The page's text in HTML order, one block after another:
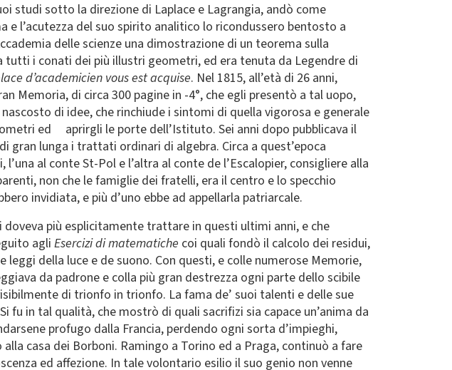
studi sotto la direzione di Laplace e Lagrangia, andò come
e l’acutezza del suo spirito analitico lo ricondussero bentosto a
delle scienze una dimostrazione di un teorema sulla
i conati dei più illustri geometri, ed era tenuta da Legendre di
d’academicien vous est acquise. Nel 1815, all’età di 26 anni,
Memoria, di circa 300 pagine in -4°, che egli presentò a tal uopo,
di idee, che rinchiude i sintomi di quella vigorosa e generale
ed aprirgli le porte dell’Istituto. Sei anni dopo pubblicava il
gran lunga i trattati ordinari di algebra. Circa a quest’epoca
al conte St-Pol e l’altra al conte de l’Escalopier, consigliere alla
non che le famiglie dei fratelli, era il centro e lo specchio
invidiata, e più d’uno ebbe ad appellarla patriarcale.
più esplicitamente trattare in questi ultimi anni, e che
agli Esercizi di matematiche coi quali fondò il calcolo dei residui,
della luce e de suono. Con questi, e colle numerose Memorie,
da padrone e colla più gran destrezza ogni parte dello scibile
di trionfo in trionfo. La fama de’ suoi talenti e delle sue
in tal qualità, che mostrò di quali sacrifizi sia capace un’anima da
profugo dalla Francia, perdendo ogni sorta d’impieghi,
casa dei Borboni. Ramingo a Torino ed a Praga, continuò a fare
ed affezione. In tale volontario esilio il suo genio non venne